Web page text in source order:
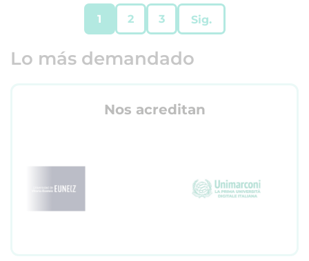
1 2 3 Sig.
Lo más demandado
Nos acreditan